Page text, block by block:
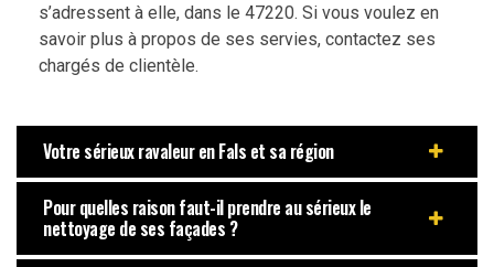
s’adressent à elle, dans le 47220. Si vous voulez en
savoir plus à propos de ses servies, contactez ses
chargés de clientèle.
Votre sérieux ravaleur en Fals et sa région
Pour quelles raison faut-il prendre au sérieux le
nettoyage de ses façades ?